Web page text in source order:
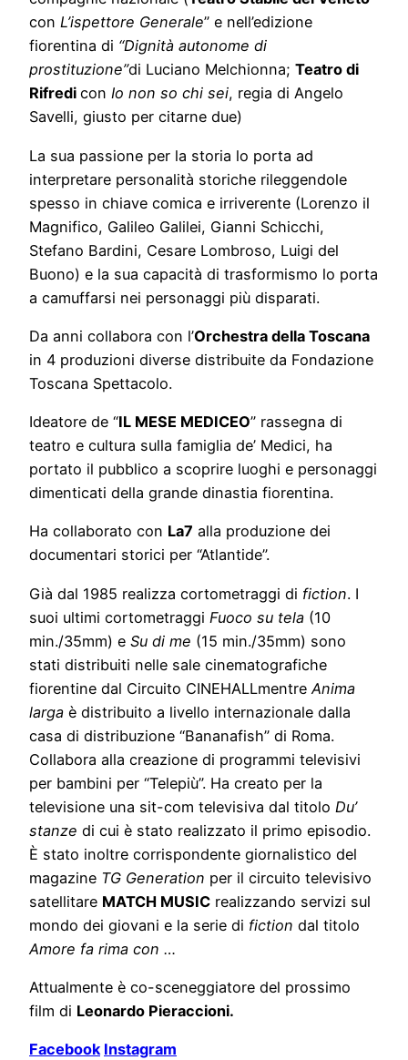
con L’ispettore Generale” e nell’edizione
fiorentina di “Dignità autonome di
prostituzione”di Luciano Melchionna; Teatro di
Rifredi con Io non so chi sei, regia di Angelo
Savelli, giusto per citarne due)
La sua passione per la storia lo porta ad
interpretare personalità storiche rileggendole
spesso in chiave comica e irriverente (Lorenzo il
Magnifico, Galileo Galilei, Gianni Schicchi,
Stefano Bardini, Cesare Lombroso, Luigi del
Buono) e la sua capacità di trasformismo lo porta
a camuffarsi nei personaggi più disparati.
Da anni collabora con l’Orchestra della Toscana
in 4 produzioni diverse distribuite da Fondazione
Toscana Spettacolo.
Ideatore de “IL MESE MEDICEO” rassegna di
teatro e cultura sulla famiglia de’ Medici, ha
portato il pubblico a scoprire luoghi e personaggi
dimenticati della grande dinastia fiorentina.
Ha collaborato con La7 alla produzione dei
documentari storici per “Atlantide”.
Già dal 1985 realizza cortometraggi di fiction. I
suoi ultimi cortometraggi Fuoco su tela (10
min./35mm) e Su di me (15 min./35mm) sono
stati distribuiti nelle sale cinematografiche
fiorentine dal Circuito CINEHALLmentre Anima
larga è distribuito a livello internazionale dalla
casa di distribuzione “Bananafish” di Roma.
Collabora alla creazione di programmi televisivi
per bambini per “Telepiù”. Ha creato per la
televisione una sit-com televisiva dal titolo Du’
stanze di cui è stato realizzato il primo episodio.
È stato inoltre corrispondente giornalistico del
magazine TG Generation per il circuito televisivo
satellitare MATCH MUSIC realizzando servizi sul
mondo dei giovani e la serie di fiction dal titolo
Amore fa rima con …
Attualmente è co-sceneggiatore del prossimo
film di Leonardo Pieraccioni.
Facebook Instagram